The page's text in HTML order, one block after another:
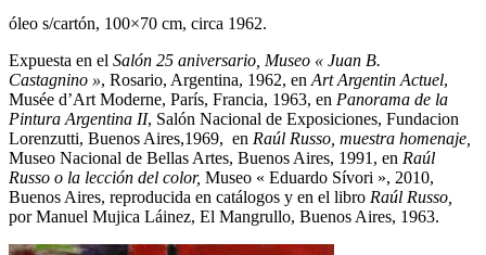
óleo s/cartón, 100×70 cm, circa 1962.
Expuesta en el Salón 25 aniversario, Museo « Juan B.
Castagnino », Rosario, Argentina, 1962, en Art Argentin Actuel,
Musée d’Art Moderne, París, Francia, 1963, en Panorama de la
Pintura Argentina II, Salón Nacional de Exposiciones, Fundacion
Lorenzutti, Buenos Aires,1969, en Raúl Russo, muestra homenaje,
Museo Nacional de Bellas Artes, Buenos Aires, 1991, en Raúl
Russo o la lección del color, Museo « Eduardo Sívori », 2010,
Buenos Aires, reproducida en catálogos y en el libro Raúl Russo,
por Manuel Mujica Láinez, El Mangrullo, Buenos Aires, 1963.